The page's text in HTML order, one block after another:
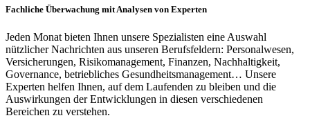
Fachliche Überwachung mit Analysen von Experten
Jeden Monat bieten Ihnen unsere Spezialisten eine Auswahl
nützlicher Nachrichten aus unseren Berufsfeldern: Personalwesen,
Versicherungen, Risikomanagement, Finanzen, Nachhaltigkeit,
Governance, betriebliches Gesundheitsmanagement… Unsere
Experten helfen Ihnen, auf dem Laufenden zu bleiben und die
Auswirkungen der Entwicklungen in diesen verschiedenen
Bereichen zu verstehen.